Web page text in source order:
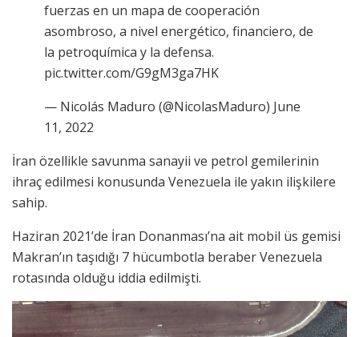
fuerzas en un mapa de cooperación
asombroso, a nivel energético, financiero, de
la petroquímica y la defensa.
pic.twitter.com/G9gM3ga7HK
— Nicolás Maduro (@NicolasMaduro) June
11, 2022
İran özellikle savunma sanayii ve petrol gemilerinin
ihraç edilmesi konusunda Venezuela ile yakın ilişkilere
sahip.
Haziran 2021’de İran Donanması’na ait mobil üs gemisi
Makran’ın taşıdığı 7 hücumbotla beraber Venezuela
rotasında olduğu iddia edilmişti.